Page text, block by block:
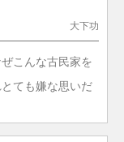
大下功
こんな古民家を
ても嫌な思いだ